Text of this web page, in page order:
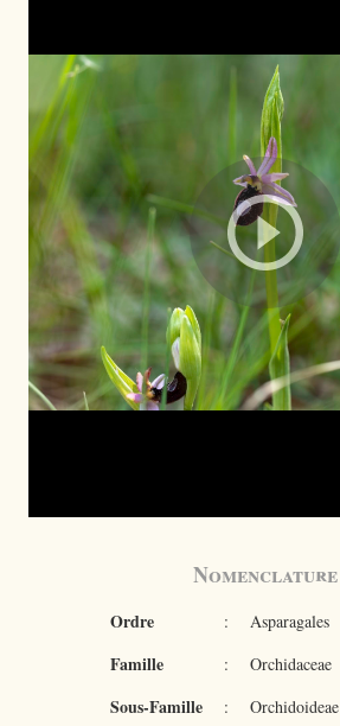
Nomenclature
Ordre : Asparagales
Famille : Orchidaceae
Sous-Famille : Orchidoideae